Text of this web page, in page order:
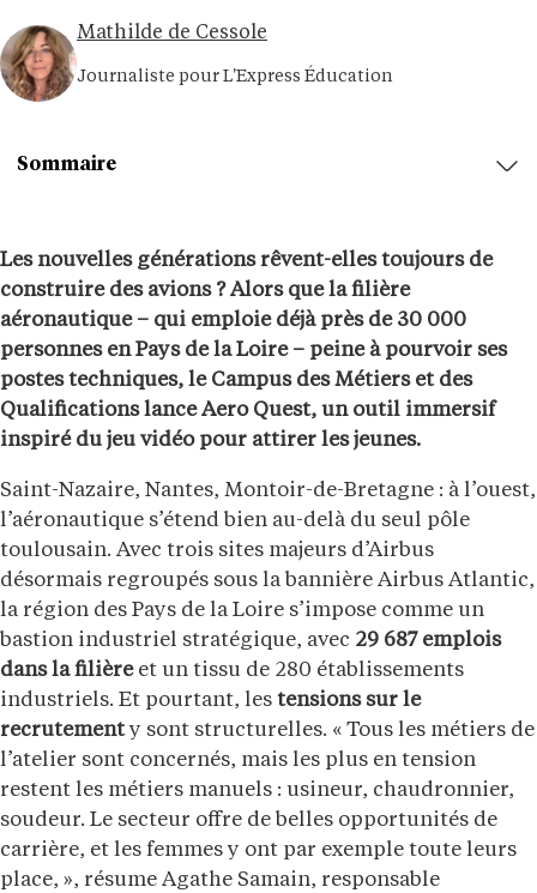
Mathilde de Cessole
Journaliste pour L'Express Éducation
Les nouvelles générations rêvent-elles toujours de
construire des avions ? Alors que la filière
aéronautique – qui emploie déjà près de 30 000
personnes en Pays de la Loire – peine à pourvoir ses
postes techniques, le Campus des Métiers et des
Qualifications lance Aero Quest, un outil immersif
inspiré du jeu vidéo pour attirer les jeunes.
Saint-Nazaire, Nantes, Montoir-de-Bretagne : à l’ouest,
l’aéronautique s’étend bien au-delà du seul pôle
toulousain. Avec trois sites majeurs d’Airbus
désormais regroupés sous la bannière Airbus Atlantic,
la région des Pays de la Loire s’impose comme un
bastion industriel stratégique, avec 29 687 emplois
dans la filièreet un tissu de 280 établissements
industriels. Et pourtant, les tensions sur le
recrutementy sont structurelles. « Tous les métiers de
l’atelier sont concernés, mais les plus en tension
restent les métiers manuels : usineur, chaudronnier,
soudeur. Le secteur offre de belles opportunités de
carrière, et les femmes y ont par exemple toute leurs
place, », résume Agathe Samain, responsable
Sommaire